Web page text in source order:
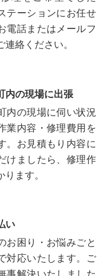
テーションにお任せ
電話またはメールフ
連絡ください。
内の現場に出張
内の現場に伺い状況
業内容・修理費用を
。お見積もり内容に
けましたら、修理作
ます。
い
お困り・お悩みごと
対応いたします。ご